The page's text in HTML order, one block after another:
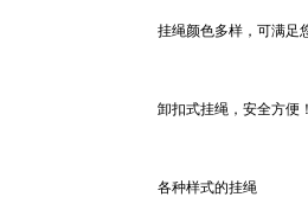
挂绳颜色多样，可满足
卸扣式挂绳，安全方便！
各种样式的挂绳